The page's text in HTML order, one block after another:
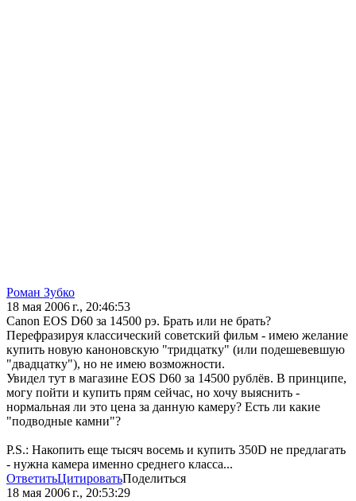
Роман Зубко
18 мая 2006 г., 20:46:53
Canon EOS D60 за 14500 рэ. Брать или не брать?
Перефразируя классический советский фильм - имею желание
купить новую каноновскую "тридцатку" (или подешевевшую
"двадцатку"), но не имею возможности.
Увидел тут в магазине EOS D60 за 14500 рублёв. В принципе,
могу пойти и купить прям сейчас, но хочу выяснить -
нормальная ли это цена за данную камеру? Есть ли какие
"подводные камни"?
P.S.: Накопить еще тысяч восемь и купить 350D не предлагать
- нужна камера именно среднего класса...
ОтветитьЦитироватьПоделиться
18 мая 2006 г., 20:53:29